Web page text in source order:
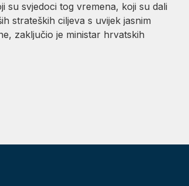
su svjedoci tog vremena, koji su dali
strateških ciljeva s uvijek jasnim
zaključio je ministar hrvatskih